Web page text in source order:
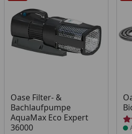
Oase Filter- &
Bachlaufpumpe
AquaMax Eco Expert
36000
Produkt am Lager